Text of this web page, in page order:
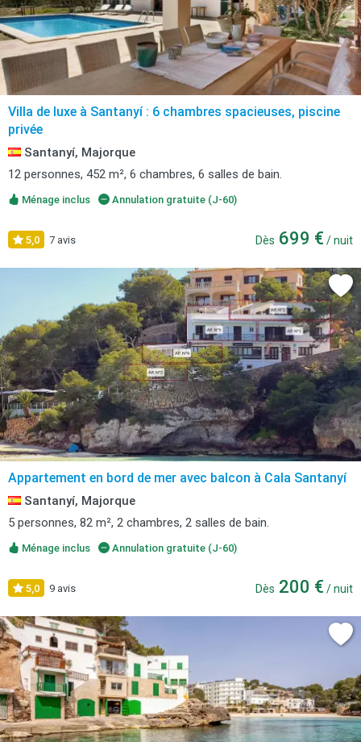
Villa de luxe à Santanyí : 6 chambres spacieuses, piscine
privée
Santanyí, Majorque
12 personnes, 452 m², 6 chambres, 6 salles de bain.
Ménage inclus Annulation gratuite (J-60)
5,0 7 avis Dès 699 € / nuit
Appartement en bord de mer avec balcon à Cala Santanyí
Santanyí, Majorque
5 personnes, 82 m², 2 chambres, 2 salles de bain.
Ménage inclus Annulation gratuite (J-60)
5,0 9 avis Dès 200 € / nuit